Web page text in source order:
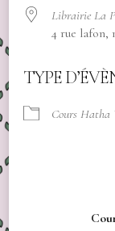
Librairie La
4 rue lafon,
TYPE
Cours Hatha